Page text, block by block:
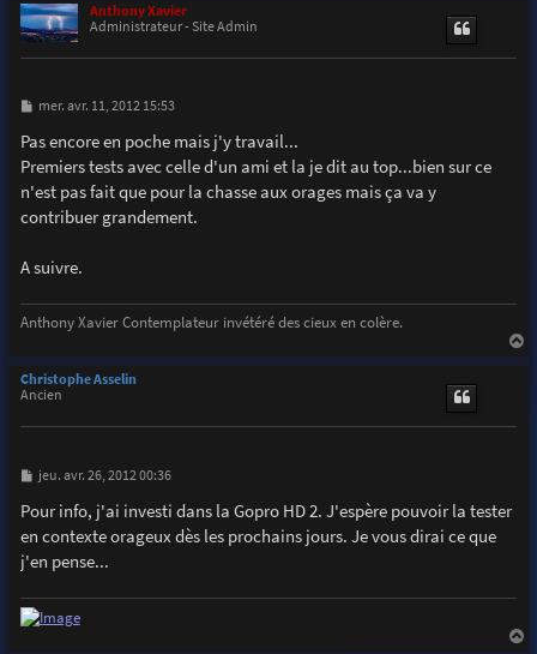
Anthony Xavier
Administrateur - Site Admin
M
s
s
a
e
mer. avr. 11, 2012 15:53
Pas encore en poche mais j'y travail...
Premiers tests avec celle d'un ami et la je dit au top...bien sur ce
n'est pas fait que pour la chasse aux orages mais ça va y
contribuer grandement.
A suivre.
Anthony Xavier Contemplateur invétéré des cieux en colère.
Christophe Asselin
Ancien
M
s
s
a
e
jeu. avr. 26, 2012 00:36
Pour info, j'ai investi dans la Gopro HD 2. J'espère pouvoir la tester
en contexte orageux dès les prochains jours. Je vous dirai ce que
j'en pense...